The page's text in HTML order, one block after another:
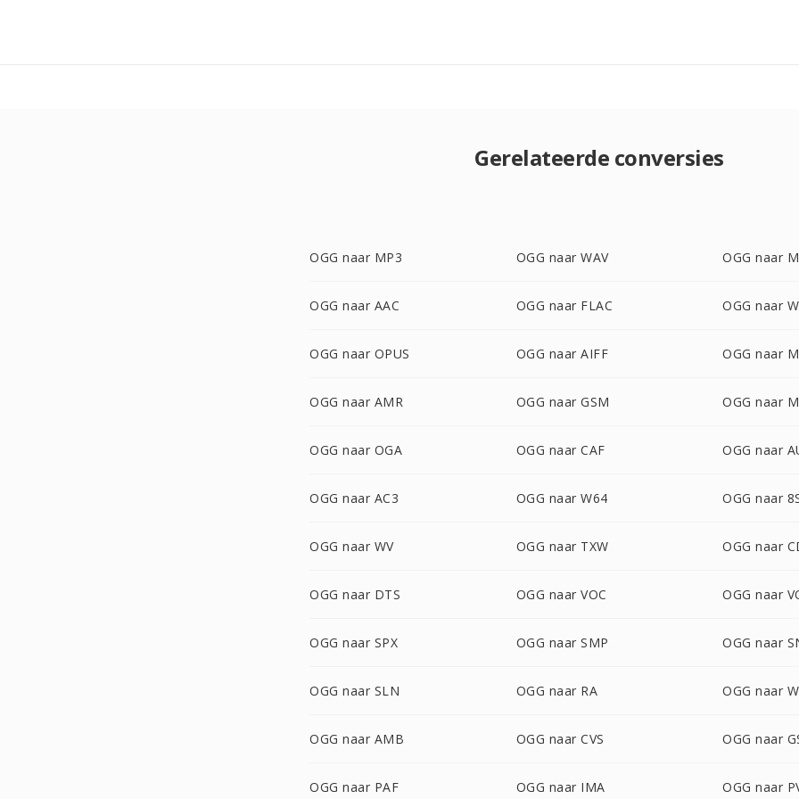
Gerelateerde conversies
OGG naar MP3 OGG naar WAV OGG naar
OGG naar AAC OGG naar FLAC OGG naar
OGG naar OPUS OGG naar AIFF OGG naar
OGG naar AMR OGG naar GSM OGG naar
OGG naar OGA OGG naar CAF OGG naar
OGG naar AC3 OGG naar W64 OGG naar
OGG naar WV OGG naar TXW OGG naar
OGG naar DTS OGG naar VOC OGG naar
OGG naar SPX OGG naar SMP OGG naar
OGG naar SLN OGG naar RA OGG naar
OGG naar AMB OGG naar CVS OGG naar
OGG naar PAF OGG naar IMA OGG naar